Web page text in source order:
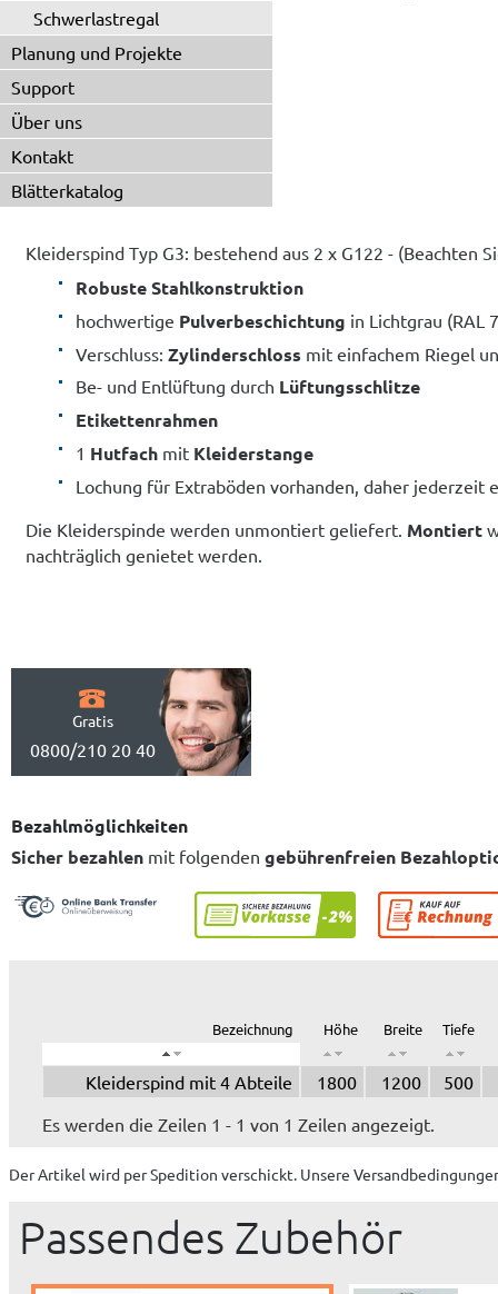
Schwerlastregal
Planung und Projekte
Support
Über uns
Kontakt
Blätterkatalog
Kleiderspind Typ G3: bestehend aus 2 x G122 - (Beachten
Robuste Stahlkonstruktion
hochwertige Pulverbeschichtung in Lichtgrau (RAL
Verschluss: Zylinderschloss mit einfachem Riegel
Be- und Entlüftung durch Lüftungsschlitze
Etikettenrahmen
1 Hutfach mitKleiderstange
Lochung für Extraböden vorhanden, daher jederzeit
Die Kleiderspinde werden unmontiert geliefert. Montiert
nachträglich genietet werden.
Gratis
0800/210 20 40
Bezahlmöglichkeiten
Sicher bezahlen mit folgenden gebührenfreien
Bezeichnung Höhe Breite Tiefe
Kleiderspind mit 4 Abteile 1800 1200
500
Es werden die Zeilen 1 - 1 von 1 Zeilen angezeigt.
Der Artikel wird per Spedition verschickt. Unsere
Passendes Zubehör